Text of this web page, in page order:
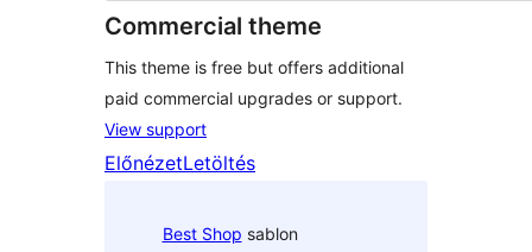
Commercial theme
This theme is free but offers additional
paid commercial upgrades or support.
View support
ElőnézetLetöltés
Best Shop sablon